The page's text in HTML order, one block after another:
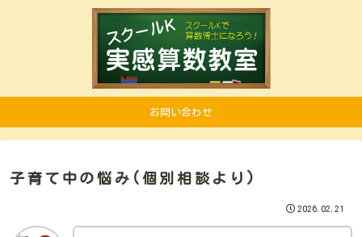
お問い合わせ
子育て中の悩み(個別相談より)
2026.02.21